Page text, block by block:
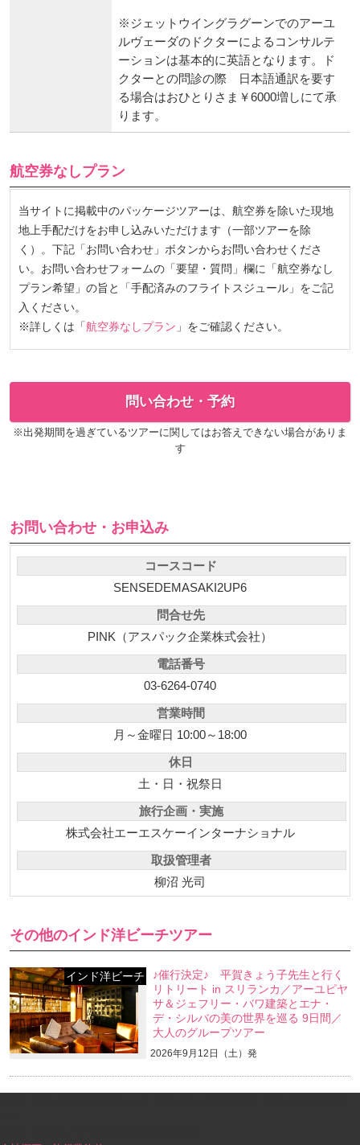
※ジェットウイングラグーンでのアーユ
ルヴェーダのドクターによるコンサルテ
ーションは基本的に英語となります。ド
クターとの問診の際 日本語通訳を要す
る場合はおひとりさま￥6000増しにて承
ります。
航空券なしプラン
当サイトに掲載中のパッケージツアーは、航空券を除いた現地
地上手配だけをお申し込みいただけます（一部ツアーを除
く）。下記「お問い合わせ」ボタンからお問い合わせくださ
い。お問い合わせフォームの「要望・質問」欄に「航空券なし
プラン希望」の旨と「手配済みのフライトスジュール」をご記
入ください。
※詳しくは「 航空券なしプラン 」をご確認ください。
問い合わせ・予約
※出発期間を過ぎているツアーに関してはお答えできない場合がありま
す
お問い合わせ・お申込み
コースコード
SENSEDEMASAKI2UP6
問合せ先
PINK（アスパック企業株式会社）
電話番号
03-6264-0740
営業時間
月～金曜日 10:00～18:00
休日
土・日・祝祭日
旅行企画・実施
株式会社エーエスケーインターナショナル
取扱管理者
柳沼 光司
その他のインド洋ビーチツアー
インド洋ビーチ
♪催行決定♪ 平賀きょう子先生と行く
リトリート in スリランカ／アーユピヤ
サ＆ジェフリー・バワ建築とエナ・
デ・シルバの美の世界を巡る 9日間／
大人のグループツアー
2026年9月12日（土）発